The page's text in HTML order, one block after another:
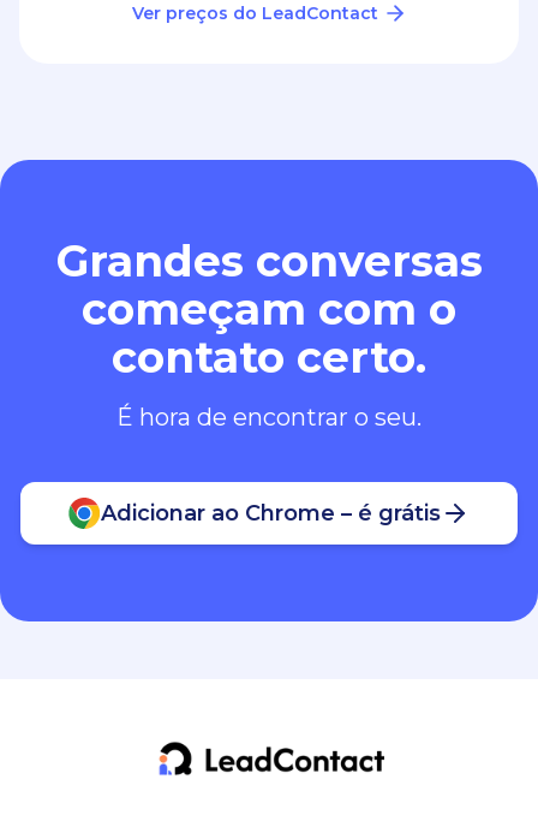
Ver preços do LeadContact
Grandes conversas
começam com o
contato certo.
É hora de encontrar o seu.
Adicionar ao Chrome – é grátis